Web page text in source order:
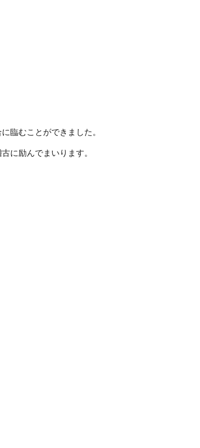
臨むことができました。
に励んでまいります。